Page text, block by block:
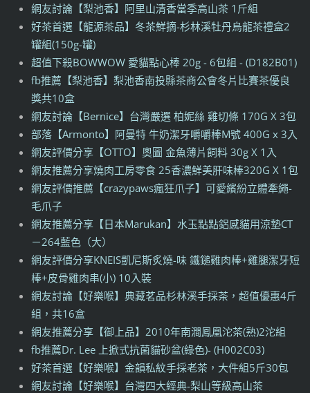
網友討論【梨池香】阿里山清香當季高山茶 1斤組
好茶首選【龍源茶品】冬茶鮮摘-杉林溪牡丹烏龍茶禮盒2
罐組(150g-罐)
超值下殺BOWWOW 愛貓點心棒 20g - 6包組 - (D182B01)
fb推薦【梨池香】梨池香南投縣茶商公會冬片比賽茶優良
獎共10盒
網友討論【Bernice】台灣嚴選 柏妮絲 雞切條 170G X 3包
部落【Armonto】阿曼特 牛奶潔牙嚼嚼棒M號 400G x 3入
網友評價分享【OTTO】奧圖 金魚薄片飼料 30g X 1入
網友推薦分享燒肉工房零食 25香濃鮮美肝味棒320G X 1包
網友評價推薦【crazypaws瘋狂爪子】可愛繽紛立體牽繩-
毛爪子
網友推薦分享【日本Marukan】水玉點點鋁感貓用涼墊CT
－264藍色（大）
網友評價分享KNEIS凱尼斯炙燒-味 鐵鎚雞肉棒+雞腿潔牙短
棒+皮骨雞肉串(小) 10入裝
網友討論【好樂喉】典藏茗品杉林溪手採茶，超值優惠4斤
組，共16盒
網友推薦分享【御上品】2010年南澗鳳凰沱茶(熟)2沱組
fb推薦Dr. Lee 上掀式抗菌貓砂盆(綠色)- (H002C03)
好茶首選【好樂喉】金韻私紋手採老茶，大件組5斤30包
網友討論【好樂喉】台灣四大經典-梨山等級高山茶